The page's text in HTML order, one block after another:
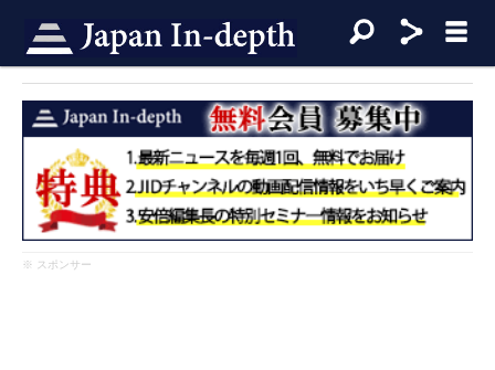
※ スポンサー